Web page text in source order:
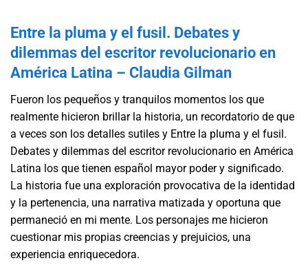
Entre la pluma y el fusil. Debates y
dilemmas del escritor revolucionario en
América Latina – Claudia Gilman
Fueron los pequeños y tranquilos momentos los que
realmente hicieron brillar la historia, un recordatorio de que
a veces son los detalles sutiles y Entre la pluma y el fusil.
Debates y dilemmas del escritor revolucionario en América
Latina los que tienen español mayor poder y significado.
La historia fue una exploración provocativa de la identidad
y la pertenencia, una narrativa matizada y oportuna que
permaneció en mi mente. Los personajes me hicieron
cuestionar mis propias creencias y prejuicios, una
experiencia enriquecedora.